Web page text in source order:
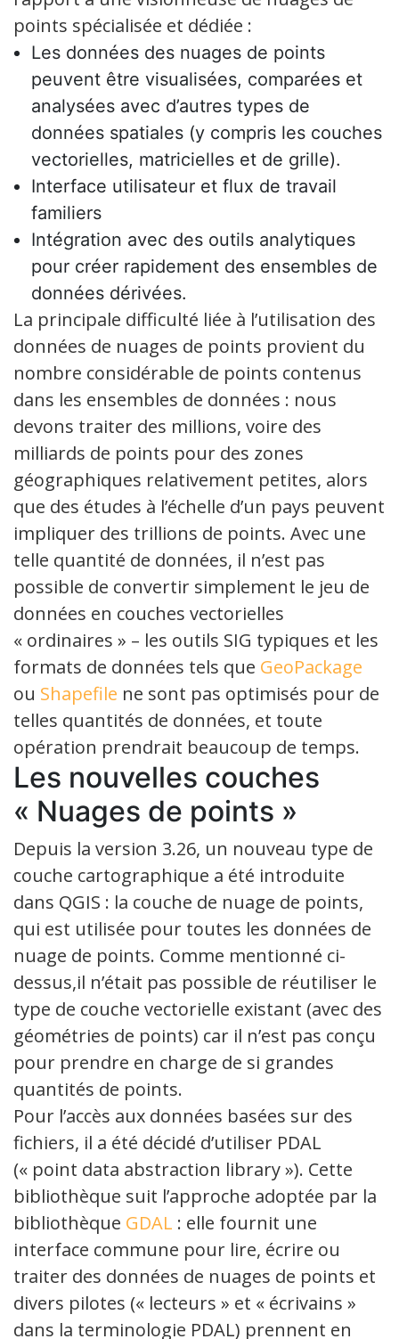
points spécialisée et dédiée :
Les données des nuages de points
peuvent être visualisées, comparées et
analysées avec d’autres types de
données spatiales (y compris les couches
vectorielles, matricielles et de grille).
Interface utilisateur et flux de travail
familiers
Intégration avec des outils analytiques
pour créer rapidement des ensembles de
données dérivées.
La principale difficulté liée à l’utilisation des
données de nuages de points provient du
nombre considérable de points contenus
dans les ensembles de données : nous
devons traiter des millions, voire des
milliards de points pour des zones
géographiques relativement petites, alors
que des études à l’échelle d’un pays peuvent
impliquer des trillions de points. Avec une
telle quantité de données, il n’est pas
possible de convertir simplement le jeu de
données en couches vectorielles
« ordinaires » – les outils SIG typiques et les
formats de données tels que GeoPackage
ou Shapefile ne sont pas optimisés pour de
telles quantités de données, et toute
opération prendrait beaucoup de temps.
Les nouvelles couches
« Nuages de points »
Depuis la version 3.26, un nouveau type de
couche cartographique a été introduite
dans QGIS : la couche de nuage de points,
qui est utilisée pour toutes les données de
nuage de points. Comme mentionné ci-
dessus,il n’était pas possible de réutiliser le
type de couche vectorielle existant (avec des
géométries de points) car il n’est pas conçu
pour prendre en charge de si grandes
quantités de points.
Pour l’accès aux données basées sur des
fichiers, il a été décidé d’utiliser PDAL
(« point data abstraction library »). Cette
bibliothèque suit l’approche adoptée par la
bibliothèque GDAL : elle fournit une
interface commune pour lire, écrire ou
traiter des données de nuages de points et
divers pilotes (« lecteurs » et « écrivains »
dans la terminologie PDAL) prennent en